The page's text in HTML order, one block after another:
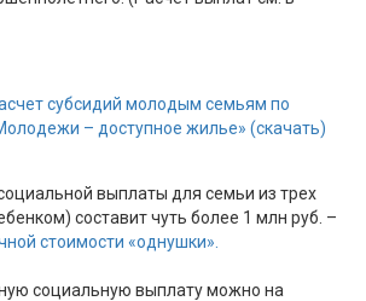
субсидий молодым семьям по
– доступное жилье» (скачать)
выплаты для семьи из трех
составит чуть более 1 млн руб. –
стоимости «однушки».
социальную выплату можно на